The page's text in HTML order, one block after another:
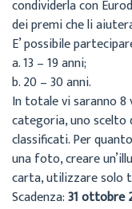
condividerla con
dei premi che li
E’ possibile
a. 13 – 19 anni;
b. 20 – 30 anni.
In totale vi saranno
categoria, uno scelto
classificati. Per
una foto, creare
carta, utilizzare solo
Scadenza:31 ottobre